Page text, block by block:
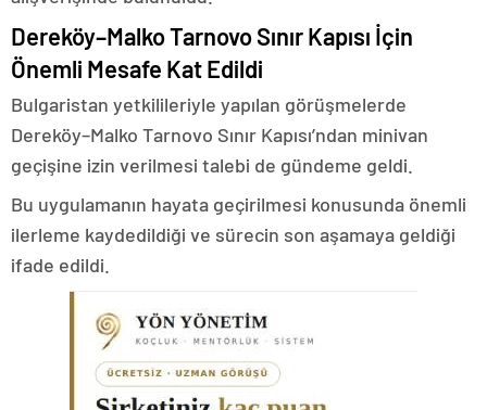
Dereköy–Malko Tarnovo Sınır Kapısı İçin
Önemli Mesafe Kat Edildi
Bulgaristan yetkilileriyle yapılan görüşmelerde
Dereköy–Malko Tarnovo Sınır Kapısı’ndan minivan
geçişine izin verilmesi talebi de gündeme geldi.
Bu uygulamanın hayata geçirilmesi konusunda önemli
ilerleme kaydedildiği ve sürecin son aşamaya geldiği
ifade edildi.